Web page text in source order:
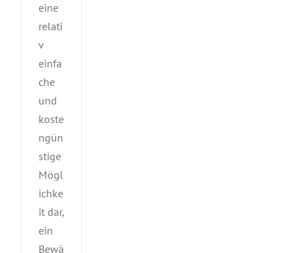
eine
relati
v
einfa
che
und
koste
ngün
stige
Mögl
ichke
it dar,
ein
Bewä